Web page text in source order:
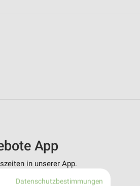
App
in unserer App.
Datenschutzbestimmungen